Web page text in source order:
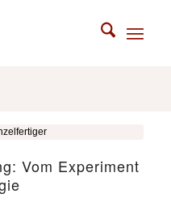
Vom Experiment